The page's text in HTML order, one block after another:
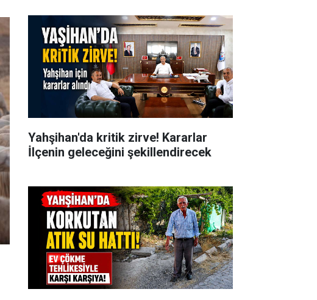
Yahşihan'da kritik zirve! Kararlar
İlçenin geleceğini şekillendirecek